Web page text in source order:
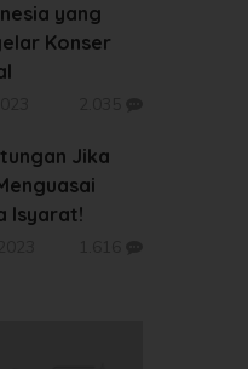
yang
Konser
Jika
Isyarat!